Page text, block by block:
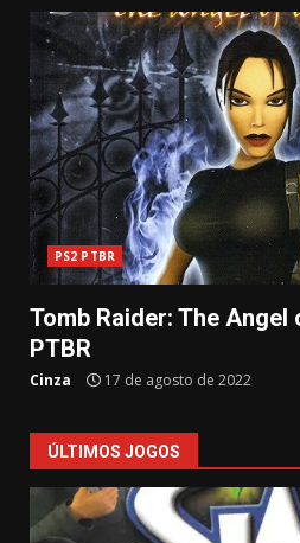
PS2 PTBR
Tomb Raider: The
PTBR
Cinza 17 de agosto de 2022
ÚLTIMOS JOGOS